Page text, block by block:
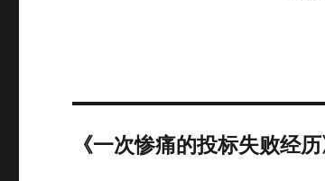
《一次惨痛的投标失败经